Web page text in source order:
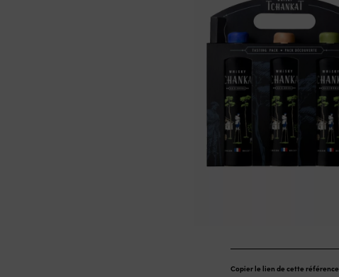
Copier le lien de cette référence